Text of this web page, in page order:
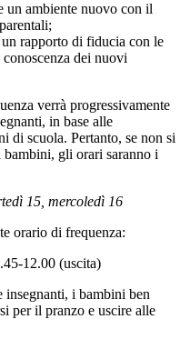
un ambiente nuovo con il
parentali;
rapporto di fiducia con le
conoscenza dei nuovi
verrà progressivamente
in base alle
di scuola. Pertanto, se non si
gli orari saranno i
15, mercoledì 16
orario di frequenza:
12.00 (uscita)
i bambini ben
per il pranzo e uscire alle